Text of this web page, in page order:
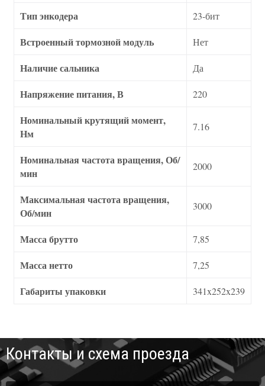
Тип энкодера 23-бит
Встроенный тормозной модуль Нет
Наличие сальника Да
Напряжение питания, В 220
Номинальный крутящий момент,
Нм
7.16
Номинальная частота вращения, Об/
мин
2000
Максимальная частота вращения,
Об/мин
3000
Масса брутто 7,85
Масса нетто 7,25
Габариты упаковки 341x252x239
Контакты и схема проезда